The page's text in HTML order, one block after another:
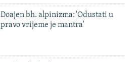
Doajen bh. alpinizma: 'Odustati u
pravo vrijeme je mantra'